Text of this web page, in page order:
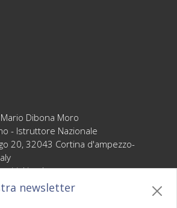
Dibona Moro
- Istruttore Nazionale
20, 32043 Cortina d'ampezzo-
newsletter